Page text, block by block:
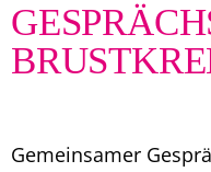
Gemeinsamer